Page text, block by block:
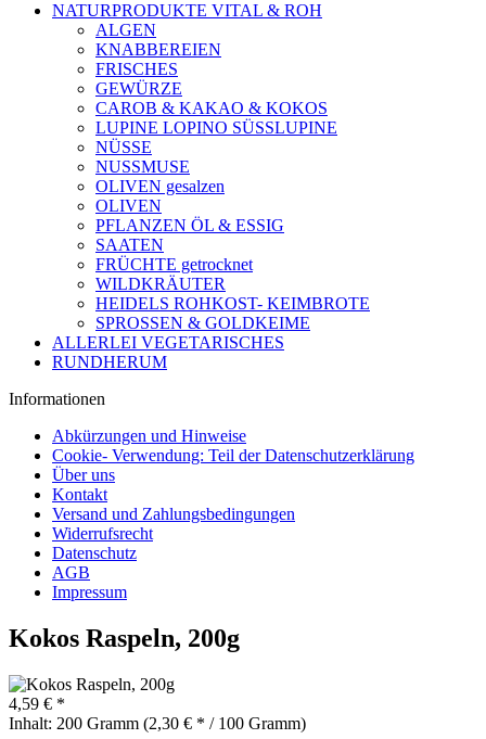
NATURPRODUKTE VITAL & ROH
ALGEN
KNABBEREIEN
FRISCHES
GEWÜRZE
CAROB & KAKAO & KOKOS
LUPINE LOPINO SÜSSLUPINE
NÜSSE
NUSSMUSE
OLIVEN gesalzen
OLIVEN
PFLANZEN ÖL & ESSIG
SAATEN
FRÜCHTE getrocknet
WILDKRÄUTER
HEIDELS ROHKOST- KEIMBROTE
SPROSSEN & GOLDKEIME
ALLERLEI VEGETARISCHES
RUNDHERUM
Informationen
Abkürzungen und Hinweise
Cookie- Verwendung: Teil der Datenschutzerklärung
Über uns
Kontakt
Versand und Zahlungsbedingungen
Widerrufsrecht
Datenschutz
AGB
Impressum
Kokos Raspeln, 200g
4,59 € *
Inhalt: 200 Gramm (2,30 € * / 100 Gramm)